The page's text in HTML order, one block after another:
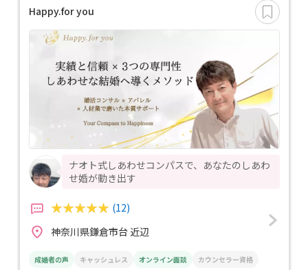
Happy.for you
ナオト式しあわせコンパスで、あなたのしあわ
せ婚が動き出す
(12)
神奈川県鎌倉市台 近辺
成婚者の声 キャッシュレス オンライン面談 カウンセラー資格